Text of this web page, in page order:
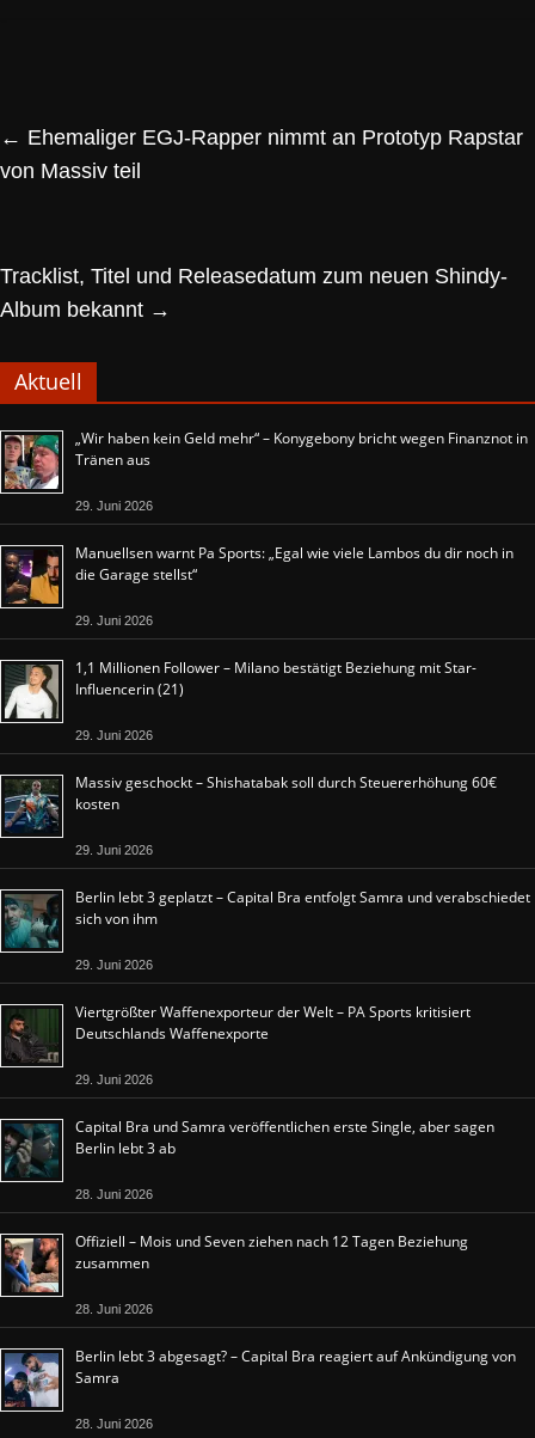
← Ehemaliger EGJ-Rapper nimmt an Prototyp Rapstar
von Massiv teil
Tracklist, Titel und Releasedatum zum neuen Shindy-
Album bekannt →
Aktuell
„Wir haben kein Geld mehr“ – Konygebony bricht wegen Finanznot in
Tränen aus
29. Juni 2026
Manuellsen warnt Pa Sports: „Egal wie viele Lambos du dir noch in
die Garage stellst“
29. Juni 2026
1,1 Millionen Follower – Milano bestätigt Beziehung mit Star-
Influencerin (21)
29. Juni 2026
Massiv geschockt – Shishatabak soll durch Steuererhöhung 60€
kosten
29. Juni 2026
Berlin lebt 3 geplatzt – Capital Bra entfolgt Samra und verabschiedet
sich von ihm
29. Juni 2026
Viertgrößter Waffenexporteur der Welt – PA Sports kritisiert
Deutschlands Waffenexporte
29. Juni 2026
Capital Bra und Samra veröffentlichen erste Single, aber sagen
Berlin lebt 3 ab
28. Juni 2026
Offiziell – Mois und Seven ziehen nach 12 Tagen Beziehung
zusammen
28. Juni 2026
Berlin lebt 3 abgesagt? – Capital Bra reagiert auf Ankündigung von
Samra
28. Juni 2026